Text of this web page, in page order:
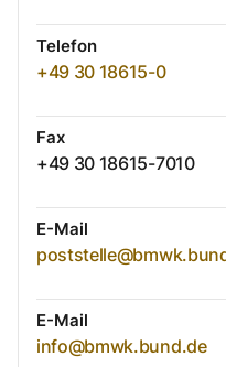
Telefon
+49 30 18615-0
Fax
+49 30 18615-7010
E-Mail
E-Mail
info@bmwk.bund.de